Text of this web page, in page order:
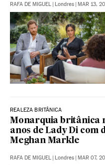
RAFA DE MIGUEL | Londres | MAR 13,
REALEZA BRITÂNICA
Monarquia britânica
anos de Lady Di com
Meghan Markle
RAFA DE MIGUEL | Londres | MAR 07,